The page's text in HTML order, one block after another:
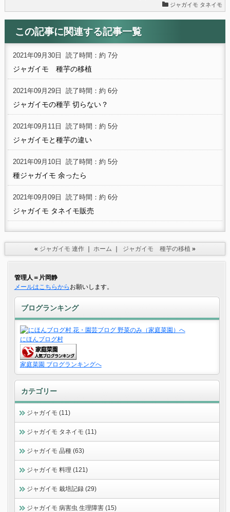
ジャガイモ タネイモ
この記事に関連する記事一覧
2021年09月30日 読了時間：約 7分
ジャガイモ 種芋の移植
2021年09月29日 読了時間：約 6分
ジャガイモの種芋 切らない？
2021年09月11日 読了時間：約 5分
ジャガイモと種芋の違い
2021年09月10日 読了時間：約 5分
種ジャガイモ 余ったら
2021年09月09日 読了時間：約 6分
ジャガイモ タネイモ販売
« ジャガイモ 連作｜ ホーム ｜ ジャガイモ 種芋の移植 »
管理人＝片岡静
メールはこちらから お願いします。
ブログランキング
にほんブログ村
家庭菜園 ブログランキングへ
カテゴリー
ジャガイモ (11)
ジャガイモ タネイモ (11)
ジャガイモ 品種 (63)
ジャガイモ 料理 (121)
ジャガイモ 栽培記録 (29)
ジャガイモ 病害虫 生理障害 (15)